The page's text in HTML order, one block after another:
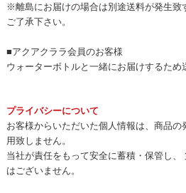
※離島にお届けの場合は別途送料が発生致
ご了承下さい。
■アクアクララ会員のお客様
ウォーターボトルと一緒にお届けするため
プライバシーについて
お客様からいただいた個人情報は、商品
用致しません。
当社が責任をもって安全に蓄積・保管し、
はございません。